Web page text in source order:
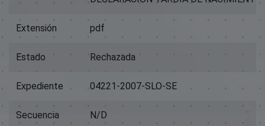
Extensión pdf
Estado Rechazada
Expediente 04221-2007-SLO-SE
Secuencia N/D